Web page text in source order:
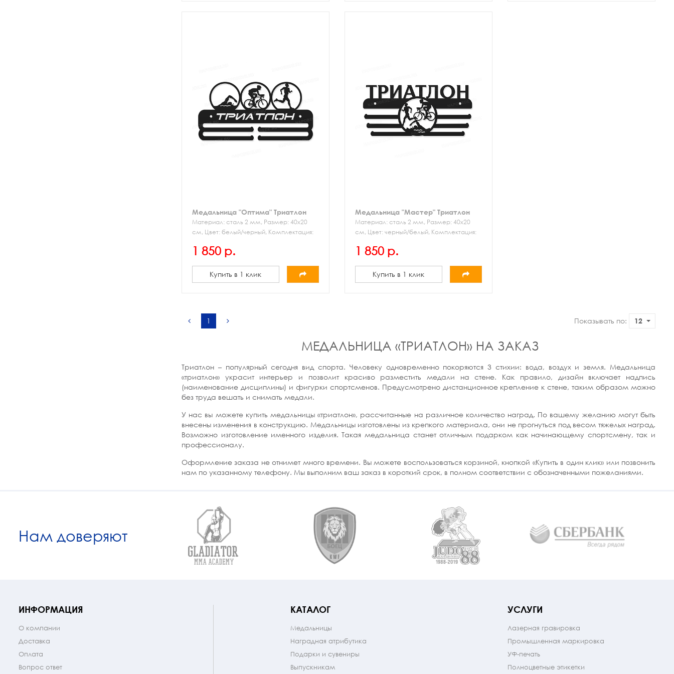
Медальница "Оптима" Триатлон
Материал: сталь 2 мм, Размер: 40х20
см, Цвет: белый/черный, Комплектация:
крепежный комплект, подарочная
1 850 р.
Купить в 1 клик
Медальница "Мастер" Триатлон
Материал: сталь 2 мм, Размер: 40х20
см, Цвет: черный/белый, Комплектация:
крепежный комплект, подарочная
1 850 р.
Купить в 1 клик
1 Показывать по: 12
МЕДАЛЬНИЦА «ТРИАТЛОН» НА ЗАКАЗ
Триатлон – популярный сегодня вид спорта. Человеку одновременно покоряются 3 стихии: вода, воздух и земля. Медальница
«триатлон» украсит интерьер и позволит красиво разместить медали на стене. Как правило, дизайн включает надпись
(наименование дисциплины) и фигурки спортсменов. Предусмотрено дистанционное крепление к стене, таким образом можно
без труда вешать и снимать медали.
У нас вы можете купить медальницы «триатлон», рассчитанные на различное количество наград. По вашему желанию могут быть
внесены изменения в конструкцию. Медальницы изготовлены из крепкого материала, они не прогнуться под весом тяжелых наград.
Возможно изготовление именного изделия. Такая медальница станет отличным подарком как начинающему спортсмену, так и
профессионалу.
Оформление заказа не отнимет много времени. Вы можете воспользоваться корзиной, кнопкой «Купить в один клик» или позвонить
нам по указанному телефону. Мы выполним ваш заказ в короткий срок, в полном соответствии с обозначенными пожеланиями.
Нам доверяют
ИНФОРМАЦИЯ
О компании
Доставка
Оплата
Вопрос ответ
КАТАЛОГ
Медальницы
Наградная атрибутика
Подарки и сувениры
Выпускникам
УСЛУГИ
Лазерная гравировка
Промышленная маркировка
УФ-печать
Полноцветные этикетки